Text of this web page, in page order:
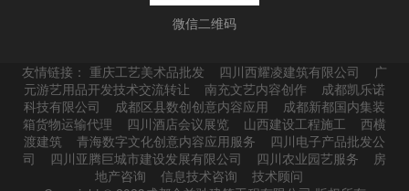
微信二维码
友情链接：重庆工艺美术品批发 四川西耀凌建筑有限公司
广
元游艺用品开发技术交流转让
南充文艺内容创作
成都凯乐诺
科技有限公司
成都区县数创创意内容应用
成都新都国内集装
箱货物运输代理
四川酒店会议展览 山西建设工程施工
西横
渡建筑
青海数字文化创意内容应用服务
四川电子产品批发公
司
四川亚腾巨城市建设发展有限公司 四川农业园艺服务
房
地产咨询
信息技术咨询
技术顾问